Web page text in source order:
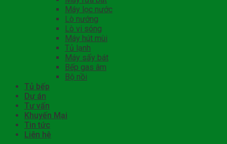
Máy lọc nước
Lò nướng
Lò vi sóng
Máy hút mùi
Tủ lạnh
Máy sấy bát
Bếp gas âm
Bộ nồi
Tủ bếp
Dự án
Tư vấn
Khuyến Mại
Tin tức
Liên hệ